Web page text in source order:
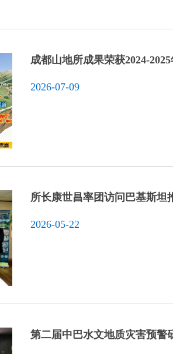
成都山地所成果荣获2024-
2026-07-09
所长康世昌率团访问巴基斯坦
2026-05-22
第二届中巴水文地质灾害预警